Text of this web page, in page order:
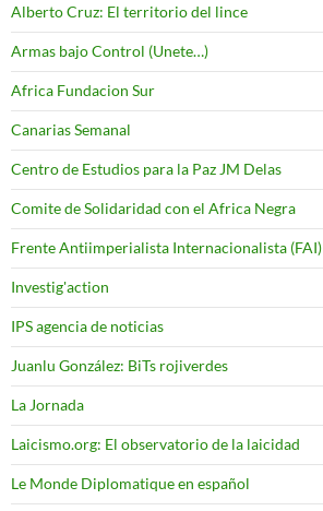
Alberto Cruz: El territorio del lince
Armas bajo Control (Unete…)
Africa Fundacion Sur
Canarias Semanal
Centro de Estudios para la Paz JM Delas
Comite de Solidaridad con el Africa Negra
Frente Antiimperialista Internacionalista (FAI)
Investig'action
IPS agencia de noticias
Juanlu González: BiTs rojiverdes
La Jornada
Laicismo.org: El observatorio de la laicidad
Le Monde Diplomatique en español